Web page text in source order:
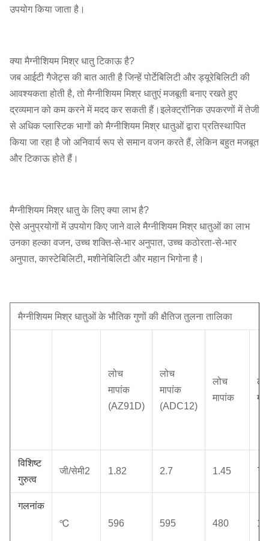
उपयोग किया जाता है।
क्या मैग्नीशियम मिश्र धातु टिकाऊ है?
जब आईटी गैजेट्स की बात आती है जिन्हें पोर्टेबिलिटी और ड्यूरेबिलिटी की
आवश्यकता होती है, तो मैग्नीशियम मिश्र धातुएं मजबूती बनाए रखते हुए
द्रव्यमान को कम करने में मदद कर सकती हैं।इलेक्ट्रॉनिक उपकरणों में तेजी
से अधिक प्लास्टिक भागों को मैग्नीशियम मिश्र धातुओं द्वारा प्रतिस्थापित
किया जा रहा है जो अनिवार्य रूप से समान वजन करते हैं, लेकिन बहुत मजबूत
और टिकाऊ होते हैं।
मैग्नीशियम मिश्र धातु के लिए क्या लाभ है?
ऐसे अनुप्रयोगों में उपयोग किए जाने वाले मैग्नीशियम मिश्र धातुओं का लाभ
उनका हल्का वजन, उच्च शक्ति-से-भार अनुपात, उच्च कठोरता-से-भार
अनुपात, कास्टेबिलिटी, मशीनेबिलिटी और महान भिगोना है।
मैग्नीशियम मिश्र धातुओं के भौतिक गुणों की क्षैतिज तुलना तालिका
लोच
मापांक
(AZ91D)
लोच
मापांक
(ADC12)
लोच
मापांक
विशिष्ट
गुरुत्व
जी/सेमी2 1.82 2.7 1.45
गलनांक
℃
596 595 480